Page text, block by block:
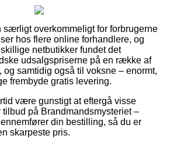
særligt overkommeligt for forbrugerne
hos flere online forhandlere, og
netbutikker fundet det
udsalgspriserne på en række af
og samtidig også til voksne – enormt,
frembyde gratis levering.
være gunstigt at eftergå visse
tilbud på Brandmandsmysteriet –
din bestilling, så du er
skarpeste pris.